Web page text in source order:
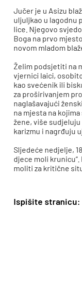
Jučer je u Asizu
uljuljkao u lagodnu
lice. Njegovo
Boga na prvo
novom mladom
Želim podsjetiti na
vjernici laici,
kao svećenik ili
za proširivanjem
naglašavajući
na mjesta na
žene, više
karizmu i nagrđuju
Sljedeće nedjelje,
djece moli
moliti za kritične
Ispišite stranicu: